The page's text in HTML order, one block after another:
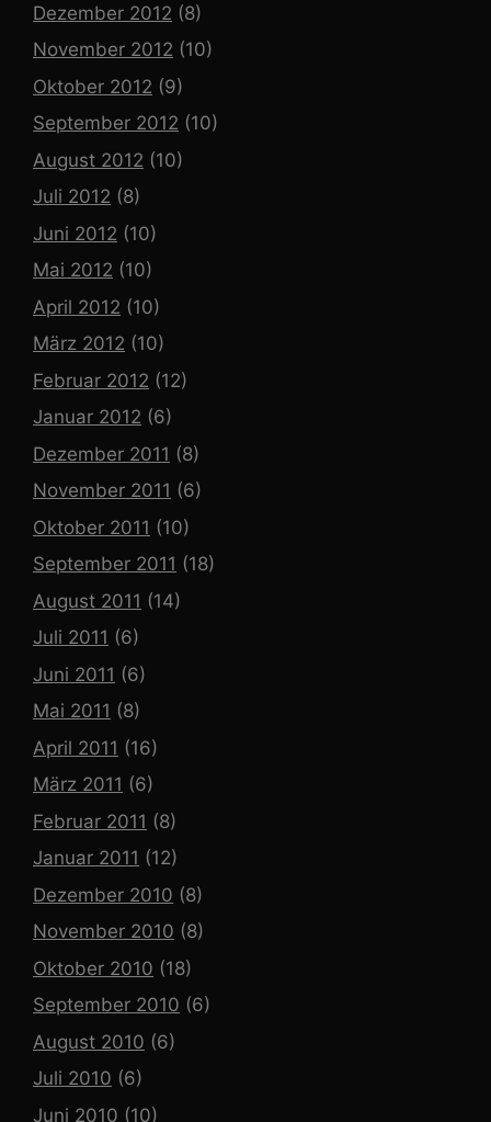
Dezember 2012 (8)
November 2012 (10)
Oktober 2012 (9)
September 2012 (10)
August 2012 (10)
Juli 2012 (8)
Juni 2012 (10)
Mai 2012 (10)
April 2012 (10)
März 2012 (10)
Februar 2012 (12)
Januar 2012 (6)
Dezember 2011 (8)
November 2011 (6)
Oktober 2011 (10)
September 2011 (18)
August 2011 (14)
Juli 2011 (6)
Juni 2011 (6)
Mai 2011 (8)
April 2011 (16)
März 2011 (6)
Februar 2011 (8)
Januar 2011 (12)
Dezember 2010 (8)
November 2010 (8)
Oktober 2010 (18)
September 2010 (6)
August 2010 (6)
Juli 2010 (6)
Juni 2010 (10)